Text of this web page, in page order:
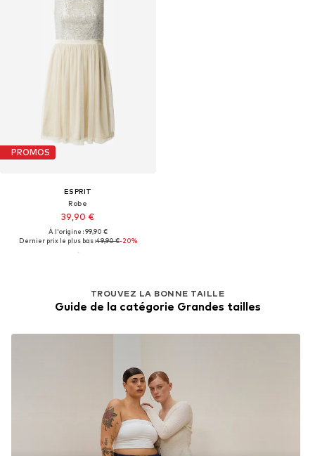
PROMOS
ESPRIT
Robe
39,90 €
À l'origine : 99,90 €
Dernier prix le plus bas :49,90 €-20%
TROUVEZ LA BONNE TAILLE
Guide de la catégorie Grandes tailles